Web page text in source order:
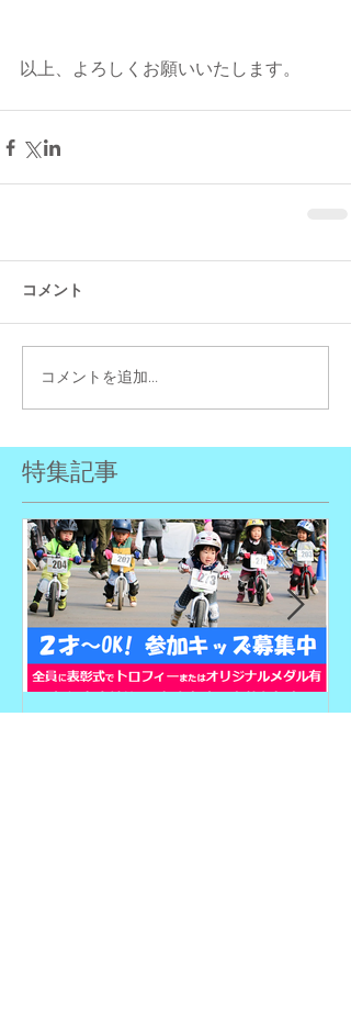
以上、よろしくお願いいたします。
コメント
コメントを追加…
特集記事